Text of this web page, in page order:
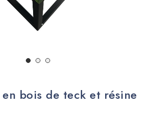
en bois de teck et résine